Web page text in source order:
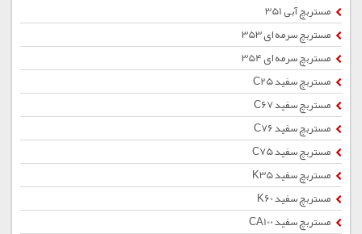
مستربچ آبی 351
مستربچ سرمه ای 353
مستربچ سرمه ای 354
مستربچ سفید C25
مستربچ سفید C67
مستربچ سفید C76
مستربچ سفید C75
مستربچ سفید K35
مستربچ سفید K60
مستربچ سفید CA100